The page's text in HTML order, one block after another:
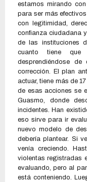
estamos mirando
para ser más
con legitimidad,
confianza ciudadana
de las instituciones
cuanto tiene que
desprendiéndose
corrección. El plan
actuar, tiene más de
de esas acciones se
Guasmo, donde
incidentes. Han
eso sirve para ir
nuevo modelo de
debería plantear. Si
venía creciendo.
violentas registradas
evaluando, pero al
está conteniendo.